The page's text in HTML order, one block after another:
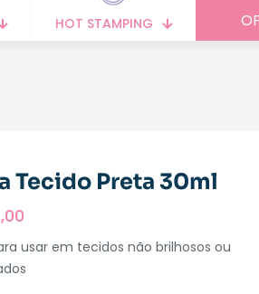
HOT STAMPING
Tecido Preta 30ml
usar em tecidos não brilhosos ou